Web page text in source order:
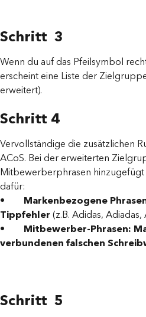
Schritt  3
Wenn du auf das Pfeilsymbol
erscheint eine Liste der
erweitert).
Schritt 4
Vervollständige die zusätzlichen
ACoS. Bei der erweiterten
Mitbewerberphrasen
dafür:
• Markenbezogene
Tippfehler (z.B. Adidas, Adiadas,
• Mitbewerber-Phrasen:
verbundenen falschen
Schritt  5